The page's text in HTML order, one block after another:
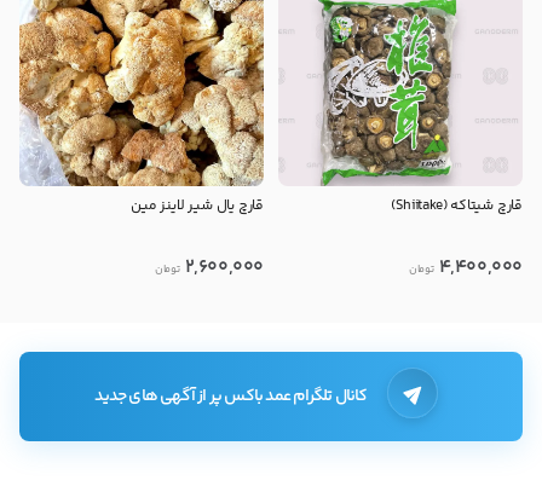
قارچ شیتاکه (Shiitake)
4,400,000 تومان
قارچ یال شیر لاینز مین
2,600,000 تومان
کانال تلگرام عمد باکس پر از آگهی های جدید